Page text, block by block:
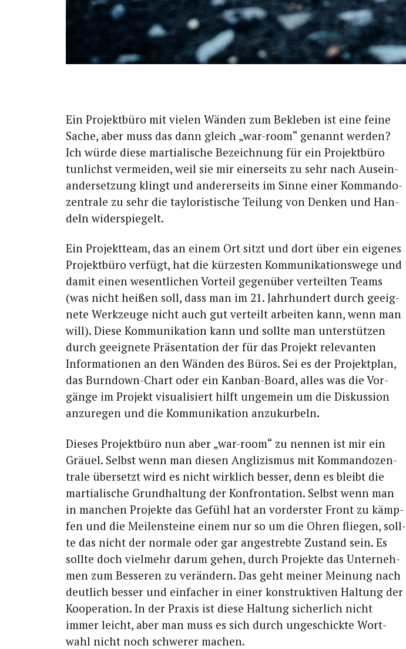
Ein Pro­jekt­bü­ro mit vie­len Wän­den zum Bekle­ben ist eine fei­ne
Sache, aber muss das dann gleich „war-room“ genannt wer­den?
Ich wür­de die­se mar­tia­li­sche Bezeich­nung für ein Pro­jekt­bü­ro
tun­lichst ver­mei­den, weil sie mir einer­seits zu sehr nach Aus­ein­
an­der­set­zung klingt und ande­rer­seits im Sin­ne einer Kom­man­do­
zen­tra­le zu sehr die tay­lo­ris­ti­sche Tei­lung von Den­ken und Han­
deln widerspiegelt.
Ein Pro­jekt­team, das an einem Ort sitzt und dort über ein eige­nes
Pro­jekt­bü­ro ver­fügt, hat die kür­zes­ten Kom­mu­ni­ka­ti­ons­we­ge und
damit einen wesent­li­chen Vor­teil gegen­über ver­teil­ten Teams
(was nicht hei­ßen soll, dass man im 21. Jahr­hun­dert durch geeig­
ne­te Werk­zeu­ge nicht auch gut ver­teilt arbei­ten kann, wenn man
will). Die­se Kom­mu­ni­ka­ti­on kann und soll­te man unter­stüt­zen
durch geeig­ne­te Prä­sen­ta­ti­on der für das Pro­jekt rele­van­ten
Infor­ma­tio­nen an den Wän­den des Büros. Sei es der Pro­jekt­plan,
das Burn­down-Chart oder ein Kan­ban-Board, alles was die Vor­
gän­ge im Pro­jekt visua­li­siert hilft unge­mein um die Dis­kus­si­on
anzu­re­gen und die Kom­mu­ni­ka­ti­on anzukurbeln.
Die­ses Pro­jekt­bü­ro nun aber „war-room“ zu nen­nen ist mir ein
Gräu­el. Selbst wenn man die­sen Angli­zis­mus mit Kom­man­do­zen­
tra­le über­setzt wird es nicht wirk­lich bes­ser, denn es bleibt die
mar­tia­li­sche Grund­hal­tung der Kon­fron­ta­ti­on. Selbst wenn man
in man­chen Pro­jek­te das Gefühl hat an vor­ders­ter Front zu kämp­
fen und die Mei­len­stei­ne einem nur so um die Ohren flie­gen, soll­
te das nicht der nor­ma­le oder gar ange­streb­te Zustand sein. Es
soll­te doch viel­mehr dar­um gehen, durch Pro­jek­te das Unter­neh­
men zum Bes­se­ren zu ver­än­dern. Das geht mei­ner Mei­nung nach
deut­lich bes­ser und ein­fa­cher in einer kon­struk­ti­ven Hal­tung der
Koope­ra­ti­on. In der Pra­xis ist die­se Hal­tung sicher­lich nicht
immer leicht, aber man muss es sich durch unge­schick­te Wort­
wahl nicht noch schwe­rer machen.